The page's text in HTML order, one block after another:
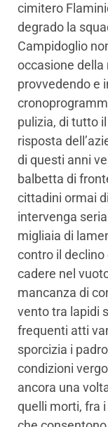
cimitero
degrado la
Campidoglio
occasione della
provvedendo e
pulizia, di tutto
risposta
di questi anni
balbetta di
cittadini ormai
intervenga
migliaia di
contro il
cadere nel
mancanza di
vento tra lapidi
frequenti atti
sporcizia i
condizioni
ancora una
quelli morti, fra